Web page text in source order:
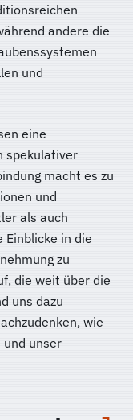
andere die
und
eine
spekulativer
macht es zu
und
als auch
in die
zu
die weit über die
uns dazu
wie
unser